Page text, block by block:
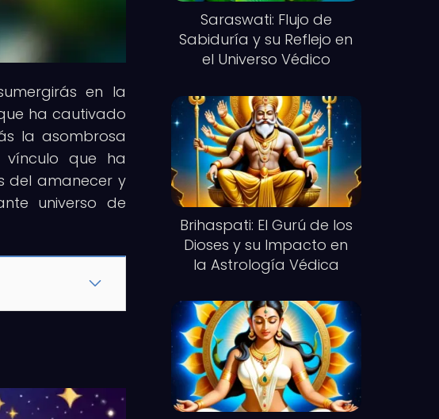
en la
ha cautivado
la asombrosa
vínculo que ha
del amanecer y
universo de
Saraswati: Flujo de
Sabiduría y su Reflejo en
el Universo Védico
Brihaspati: El Gurú de los
Dioses y su Impacto en
la Astrología Védica